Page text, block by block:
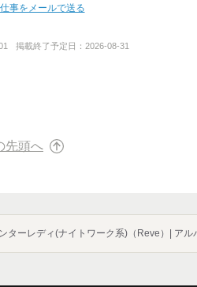
事をメールで送る
掲載終了予定日： 2026-08-31
先頭へ
ターレディ(ナイトワーク系)（Reve）| ア